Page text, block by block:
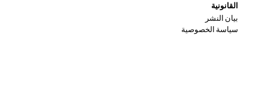
القانونية
بيان النشر
سياسة الخصوصية